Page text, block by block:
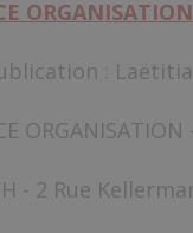
ORGANISATION
:
- 2 Rue